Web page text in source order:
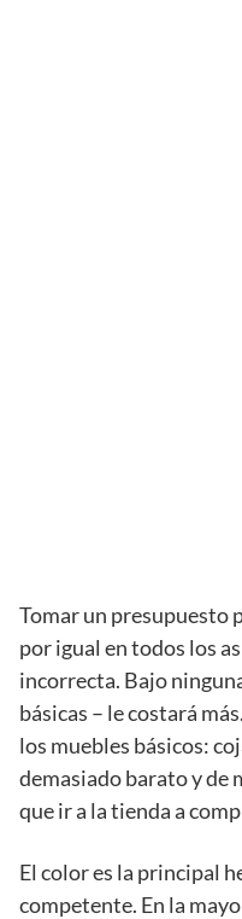
Tomar un presupuesto
por igual en todos los
incorrecta. Bajo
básicas – le costará
los muebles básicos:
demasiado barato y de
que ir a la tienda a
El color es la principal
competente. En la